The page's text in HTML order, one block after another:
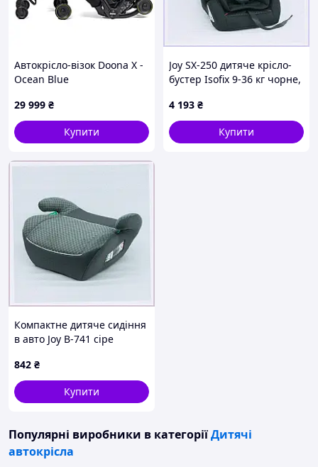
Автокрісло-візок Doona X -
Ocean Blue
29 999 ₴
Купити
Joy SX-250 дитяче крісло-
бустер Isofix 9-36 кг чорне,
4 193 ₴
Купити
Компактне дитяче сидіння
в авто Joy B-741 сіре
842 ₴
Купити
Популярні виробники в категоріїДитячі
автокрісла